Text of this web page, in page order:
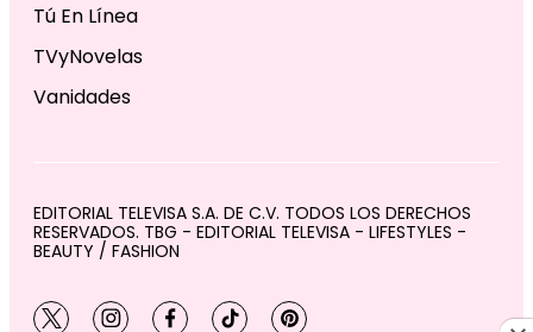
Tú En Línea
TVyNovelas
Vanidades
EDITORIAL TELEVISA S.A. DE C.V. TODOS LOS DERECHOS
RESERVADOS. TBG - EDITORIAL TELEVISA - LIFESTYLES -
BEAUTY / FASHION